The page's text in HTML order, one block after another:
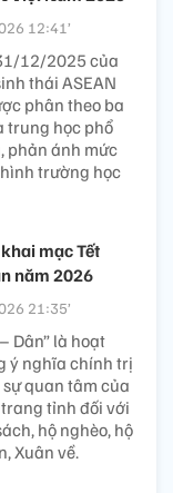
12:41’
12/2025 của
thái ASEAN
phân theo ba
trung học phổ
phản ánh mức
trường học
mạc Tết
năm 2026
21:35’
Dân” là hoạt
ý nghĩa chính trị
quan tâm của
tỉnh đối với
hộ nghèo, hộ
Xuân về.